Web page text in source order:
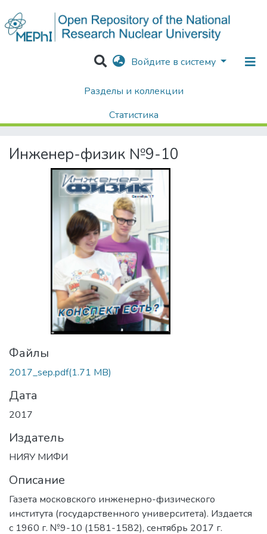
Войдите в систему
Разделы и коллекции
Статистика
Хроника Университета и упоминания в СМИ
Инженер-физик №9-10
Инженер-физик №9-10
Файлы
2017_sep.pdf(1.71 MB)
Дата
2017
Издатель
НИЯУ МИФИ
Описание
Газета московского инженерно-физического
института (государственного университета). Издается
с 1960 г. №9-10 (1581-1582), сентябрь 2017 г.